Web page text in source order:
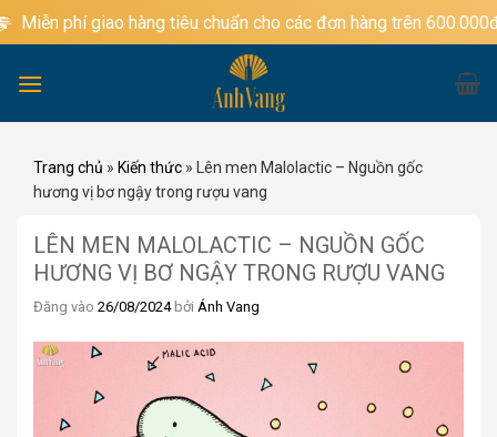
Bỏ
qua
dung
phí giao hàng tiêu chuẩn cho các đơn hàng trên 600.000đ
Trang chủ » Kiến thức »
Lên men Malolactic – Nguồn gốc
hương vị bơ ngậy trong rượu vang
LÊN MEN MALOLACTIC – NGUỒN GỐC
HƯƠNG VỊ BƠ NGẬY TRONG RƯỢU VANG
Đăng vào 26/08/2024 bởi Ánh Vang